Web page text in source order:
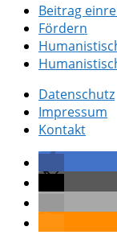
Beitrag
Fördern
Datenschutz
Impressum
Kontakt